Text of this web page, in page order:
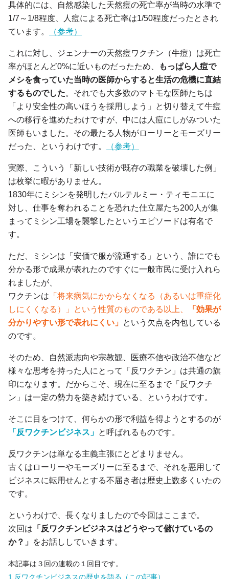
具体的には、自然感染した天然痘の死亡率が当時の水準で
1/7～1/8程度、人痘による死亡率は1/50程度だったとされ
ています。
（参考）
これに対し、ジェンナーの天然痘ワクチン（牛痘）は死亡
率がほとんど0%に近いものだったため、
もっぱら人痘で
メシを食っていた当時の医師からすると生活の危機に直結
するものでした。それでも大多数のマトモな医師たちは
「より安全性の高いほうを採用しよう」と切り替えて牛痘
への移行を進めたわけですが、中には人痘にしがみついた
医師もいました。その最たる人物がローリーとモーズリー
だった、というわけです。
（参考）
実際、こういう「新しい技術が既存の職業を破壊した例」
は枚挙に暇がありません。
1830年にミシンを発明したバルテルミー・ティモニエに
対し、仕事を奪われることを恐れた仕立屋たち200人が集
まってミシン工場を襲撃したというエピソードは有名で
す。
ただ、ミシンは「安価で服が流通する」という、誰にでも
分かる形で成果が表れたのですぐに一般市民に受け入れら
れましたが、
ワクチンは 「将来病気にかからなくなる（あるいは重症化
しにくくなる）」という性質のものである以上、
「効果が
分かりやすい形で表れにくい」 という欠点を内包している
のです。
そのため、自然派志向や宗教観、医療不信や政治不信など
様々な思考を持った人にとって「反ワクチン」は共通の旗
印になります。だからこそ、現在に至るまで「反ワクチ
ン」は一定の勢力を築き続けている、というわけです。
そこに目をつけて、何らかの形で利益を得ようとするのが
「反ワクチンビジネス」 と呼ばれるものです。
反ワクチンは単なる主義主張にとどまりません。
古くはローリーやモーズリーに至るまで、それを悪用して
ビジネスに転用せんとする不届き者は歴史上数多くいたの
です。
というわけで、長くなりましたので今回はここまで。
次回は 「反ワクチンビジネスはどうやって儲けているの
か？」 をお話ししていきます。
本記事は３回の連載の１回目です。
1.反ワクチンビジネスの歴史を語る（この記事）